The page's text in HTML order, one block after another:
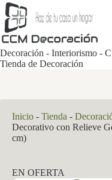
Saltar
al
contenido
Decoración - Interiorismo -
Tienda de Decoración
Inicio - Tienda -
Decorativo con Relieve
cm)
EN OFERTA